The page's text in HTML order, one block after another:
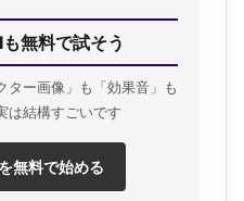
無料で試そう
ター画像」も「効果音」も
は結構すごいです
無料で始める